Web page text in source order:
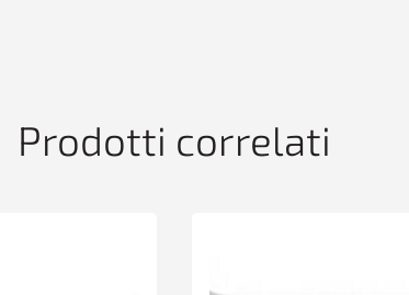
10/12>
quantità
Prodotti correlati